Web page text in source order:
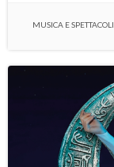
MUSICA E SPETTACOLI